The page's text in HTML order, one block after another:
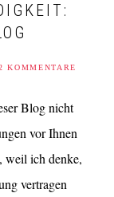
KOMMENTARE
Blog nicht
vor Ihnen
weil ich denke,
vertragen